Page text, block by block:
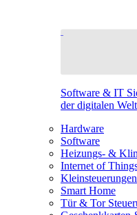
Software & IT
der digitalen Welt
Hardware
Software
Heizungs- &
Internet of
Smart Home
Tür & Tor